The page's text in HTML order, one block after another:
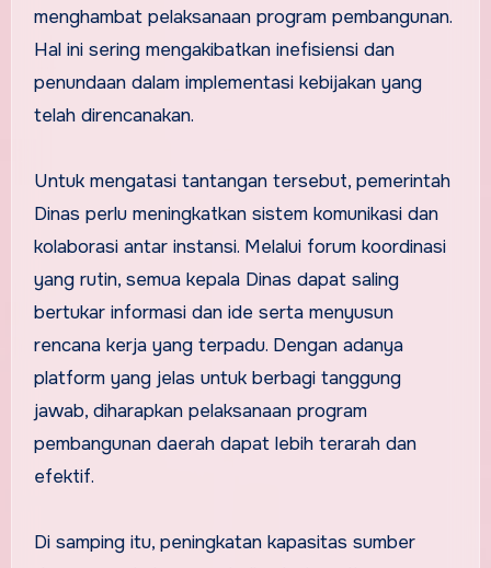
menghambat pelaksanaan program pembangunan.
Hal ini sering mengakibatkan inefisiensi dan
penundaan dalam implementasi kebijakan yang
telah direncanakan.
Untuk mengatasi tantangan tersebut, pemerintah
Dinas perlu meningkatkan sistem komunikasi dan
kolaborasi antar instansi. Melalui forum koordinasi
yang rutin, semua kepala Dinas dapat saling
bertukar informasi dan ide serta menyusun
rencana kerja yang terpadu. Dengan adanya
platform yang jelas untuk berbagi tanggung
jawab, diharapkan pelaksanaan program
pembangunan daerah dapat lebih terarah dan
efektif.
Di samping itu, peningkatan kapasitas sumber